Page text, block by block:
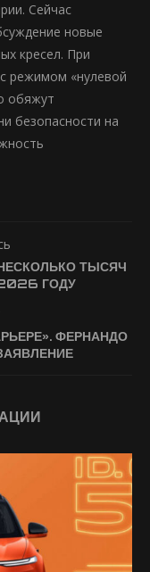
Сейчас
новые
кресел. При
режимом «нулевой
обяжут
безопасности на
ТЫСЯЧ
ГОДУ
ФЕРНАНДО